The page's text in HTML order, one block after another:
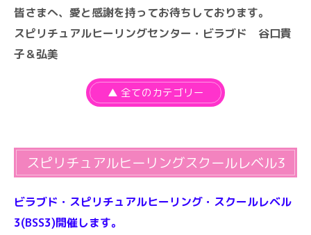
皆さまへ、愛と感謝を持ってお待ちしております。
スピリチュアルヒーリングセンター・ビラブド 谷口貴
子＆弘美
▲ 全てのカテゴリー
スピリチュアルヒーリングスクールレベル3
ビラブド・スピリチュアルヒーリング・スクールレベル
3(BSS3)開催します。